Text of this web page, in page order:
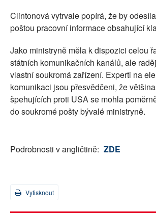
Clintonová vytrvale popírá, že by
poštou pracovní informace obsahující
Jako ministryně měla k dispozici celou
státních komunikačních kanálů, ale
vlastní soukromá zařízení. Experti na
komunikaci jsou přesvědčeni, že
špehujících proti USA se mohla
do soukromé pošty bývalé ministryně.
Podrobnosti v angličtině: ZDE
Vytisknout